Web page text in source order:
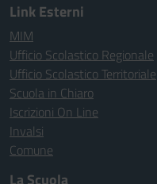
Link Esterni
MIM
Ufficio Scolastico Regionale
Ufficio Scolastico Territoriale
Scuola in Chiaro
Iscrizioni On Line
Invalsi
Comune
La Scuola